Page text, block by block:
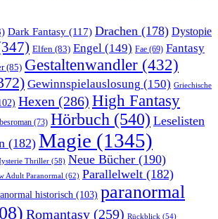
Dark Fantasy (117) Drachen (178) Dystopie
Elfen (83) Engel (149) Fae (69) Fantasy
(85) Gestaltenwandler (432)
Gewinnspielauslosung (150) Griechische
Hexen (286) High Fantasy
(73) Hörbuch (540) Leselisten
(182) Magie (1345)
Thriller (58) Neue Bücher (190)
Adult Paranormal (62) Parallelwelt (182)
historisch (103) paranormal
Romantasy (259) Rückblick (54)